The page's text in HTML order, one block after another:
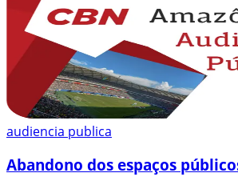
audiencia publica
Abandono dos espaços